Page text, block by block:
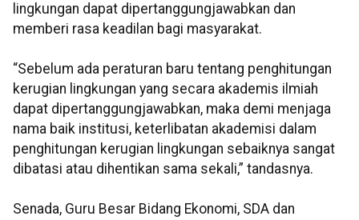
lingkungan dapat dipertanggungjawabkan dan
memberi rasa keadilan bagi masyarakat.
“Sebelum ada peraturan baru tentang penghitungan
kerugian lingkungan yang secara akademis ilmiah
dapat dipertanggungjawabkan, maka demi menjaga
nama baik institusi, keterlibatan akademisi dalam
penghitungan kerugian lingkungan sebaiknya sangat
dibatasi atau dihentikan sama sekali,” tandasnya.
Senada, Guru Besar Bidang Ekonomi, SDA dan